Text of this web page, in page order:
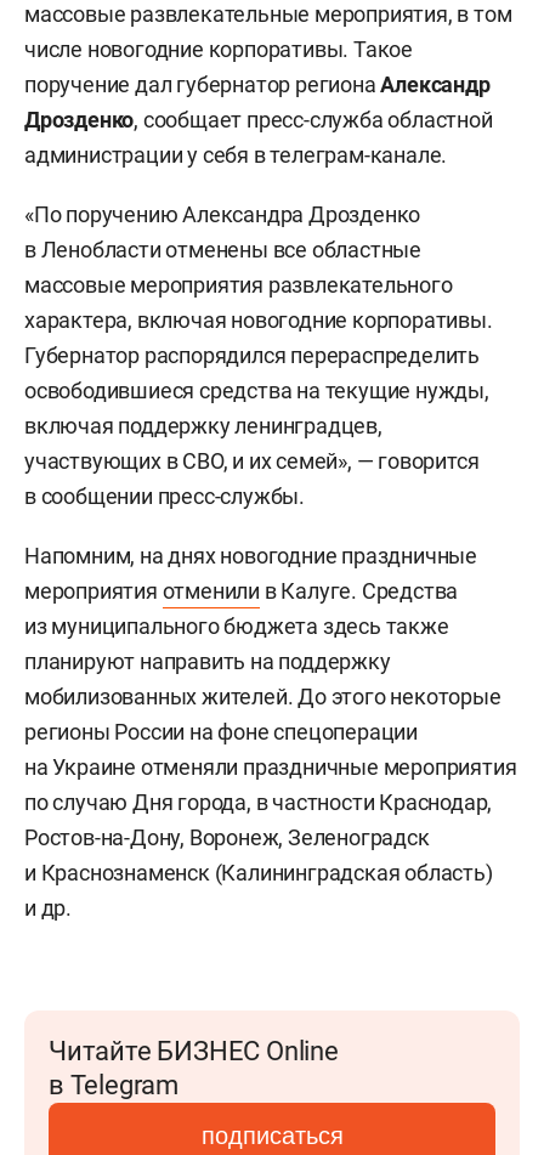
массовые развлекательные мероприятия, в том
числе новогодние корпоративы. Такое
поручение дал губернатор регионаАлександр
Дрозденко, сообщает пресс-служба областной
администрации у себя в телеграм-канале.
«По поручению Александра Дрозденко
в Ленобласти отменены все областные
массовые мероприятия развлекательного
характера, включая новогодние корпоративы.
Губернатор распорядился перераспределить
освободившиеся средства на текущие нужды,
включая поддержку ленинградцев,
участвующих в СВО, и их семей», — говорится
в сообщении пресс-службы.
Напомним, на днях новогодние праздничные
мероприятия отменили в Калуге. Средства
из муниципального бюджета здесь также
планируют направить на поддержку
мобилизованных жителей. До этого некоторые
регионы России на фоне спецоперации
на Украине отменяли праздничные мероприятия
по случаю Дня города, в частности Краснодар,
Ростов-на-Дону, Воронеж, Зеленоградск
и Краснознаменск (Калининградская область)
и др.
Читайте БИЗНЕС Online
в Telegram
подписаться